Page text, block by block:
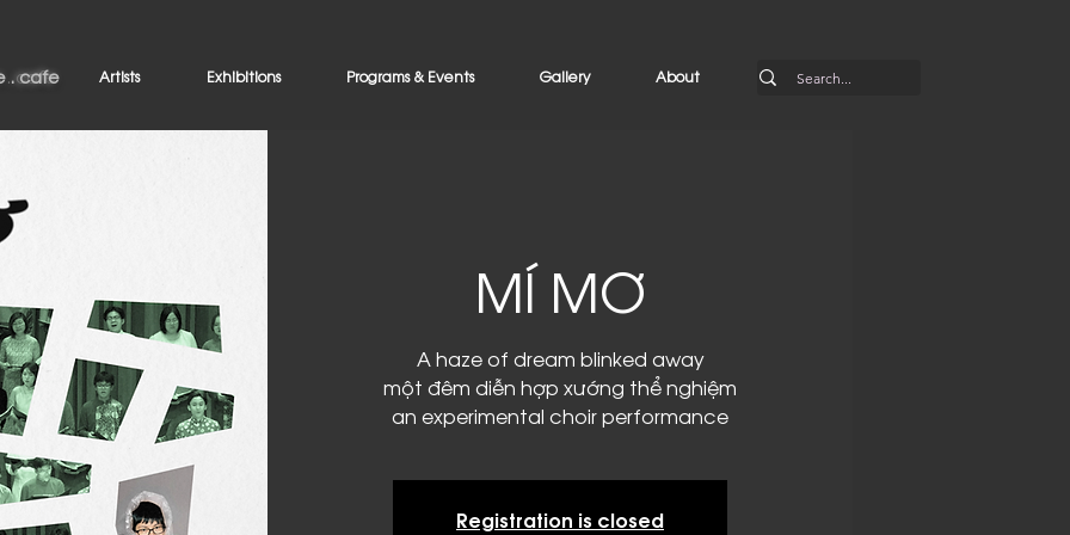
Artists Exhibitions Programs & Events Gallery About
. cafe
. cafe
MÍ MƠ
A haze of dream blinked away
một đêm diễn hợp xướng thể nghiệm
an experimental choir performance
Registration is closed